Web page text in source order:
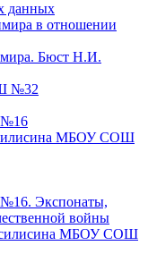
данных
в отношении
Бюст Н.И.
№32
МБОУ СОШ
Экспонаты,
войны
МБОУ СОШ